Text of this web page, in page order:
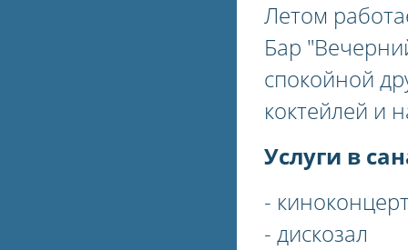
Летом
Бар
спокойной
коктейлей и
Услуги в
-
- дискозал